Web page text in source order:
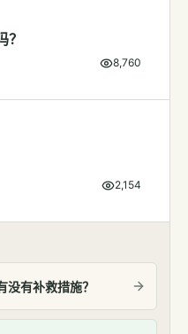
8,760
2,154
没有补救措施？